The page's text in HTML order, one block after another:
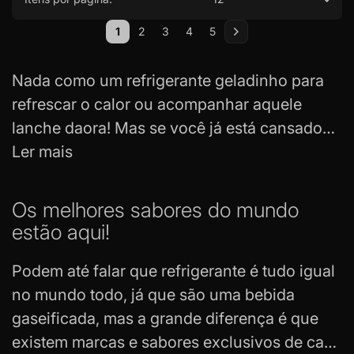
Página
Você esta lendo a pagina
1 Página
2 Página
3 Página
4 Página
5 Página
Próximo
Nada como um refrigerante geladinho para
refrescar o calor ou acompanhar aquele
lanche daora! Mas se você já está cansado
dos refrigerantes tradicionais encontrados no
Mata você não só encontra como tem a
oportunidade de experimentar sabores de
refrigerantes de várias regiões do mundo.
Agora, não precisa mais sair de casa para
provar o gosto daquelas bebidas que
aparecem nos filmes. Dr Pepper, 7up, Coca-
Ler mais
Os melhores sabores do mundo
estão aqui!
Podem até falar que refrigerante é tudo igual
no mundo todo, já que são uma bebida
gaseificada, mas a grande diferença é que
existem marcas e sabores exclusivos de cada